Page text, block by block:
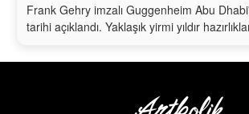
Frank Gehry imzalı Guggenheim Abu
tarihi açıklandı. Yaklaşık yirmi yıldır